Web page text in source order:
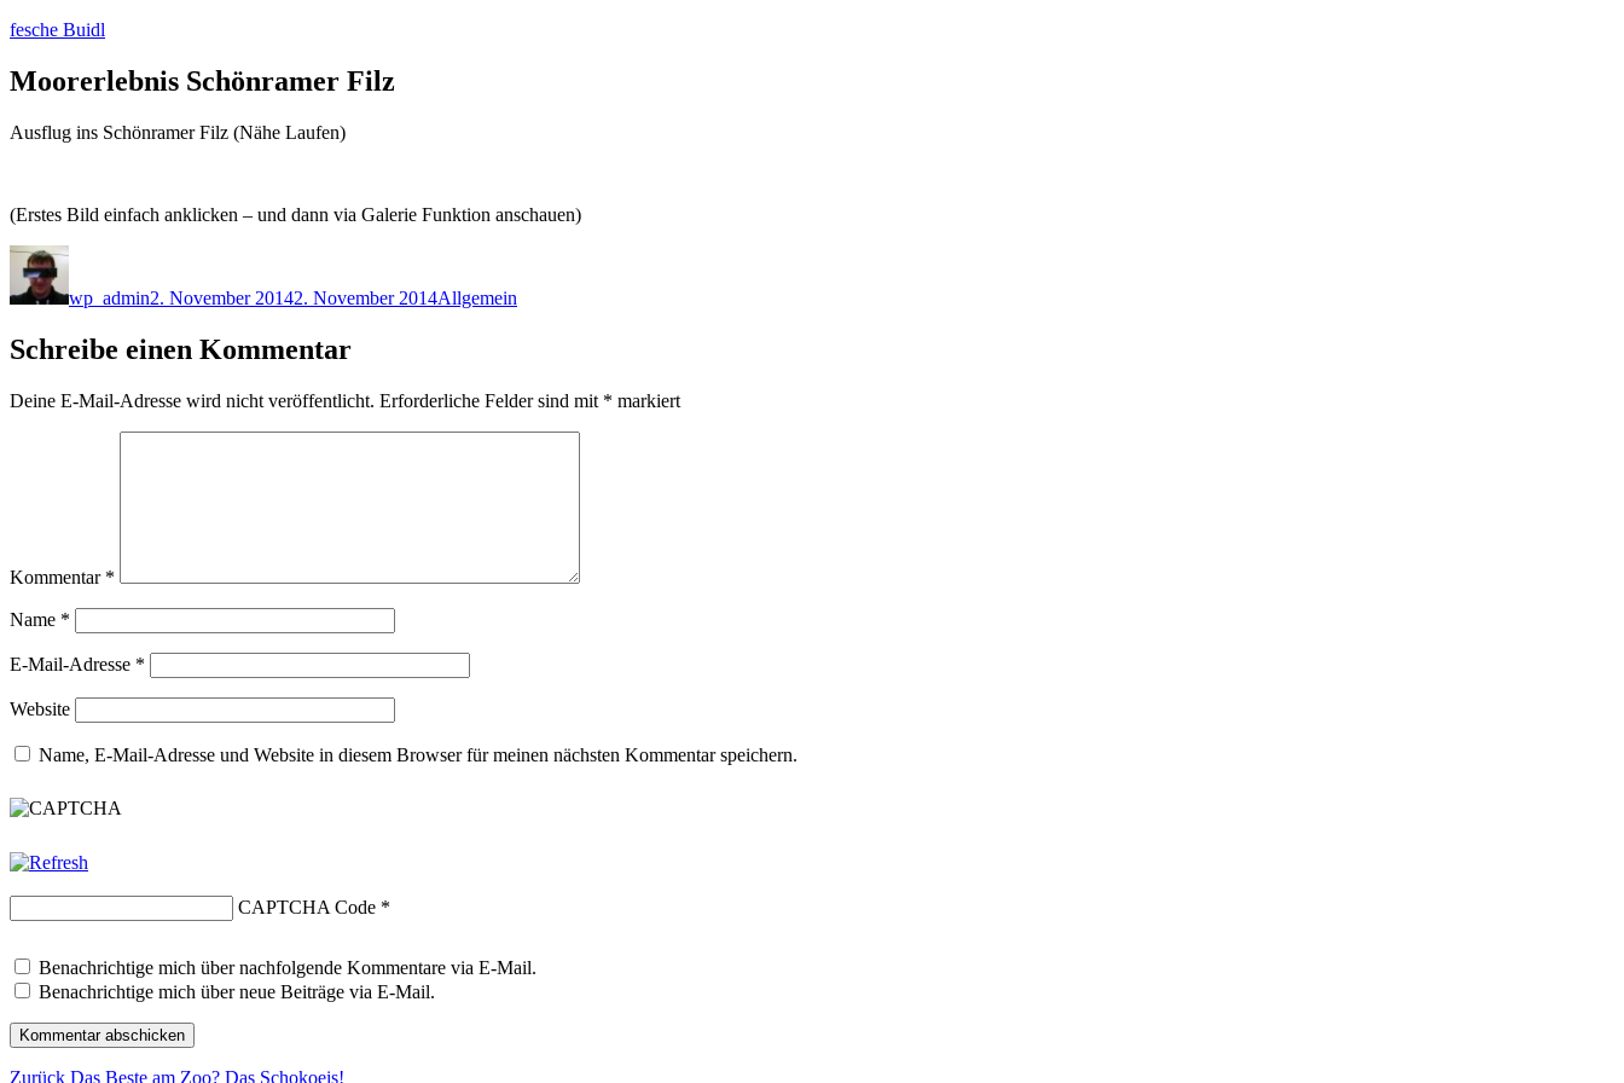
Zum
springen
fesche Buidl
Moorerlebnis Schönramer Filz
Ausflug ins Schönramer Filz (Nähe Laufen)
(Erstes Bild einfach anklicken – und dann via Galerie Funktion anschauen)
Autor
wp_admin2. November 20142. November 2014Allgemein
Schreibe einen Kommentar
Deine E-Mail-Adresse wird nicht veröffentlicht. Erforderliche Felder sind mit * markiert
Kommentar *
Name *
E-Mail-Adresse *
Website
Name, E-Mail-Adresse und Website in diesem Browser für meinen nächsten Kommentar speichern.
CAPTCHA Code *
Benachrichtige mich über nachfolgende Kommentare via E-Mail.
Benachrichtige mich über neue Beiträge via E-Mail.
Zurück Vorheriger
Das Beste am Zoo? Das Schokoeis!